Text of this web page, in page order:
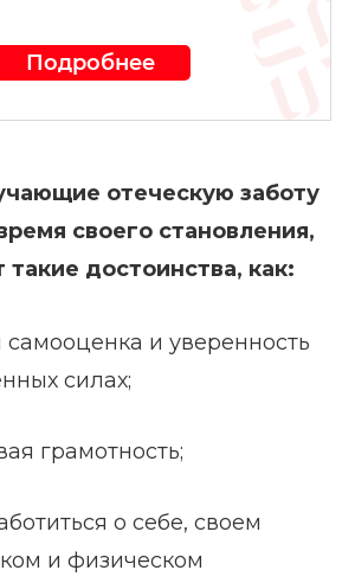
Подробнее
отеческую заботу
своего становления,
достоинства, как:
самооценка и уверенность
силах;
грамотность;
о себе, своем
и физическом